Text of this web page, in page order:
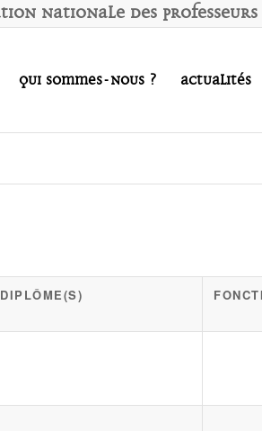
Nationale des P
Qui sommes-nous ? Actualités
DIPLÔME(S)